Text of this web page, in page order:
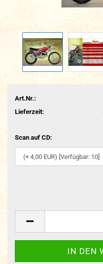
Art.Nr.:
Lieferzeit:
Scan auf CD: